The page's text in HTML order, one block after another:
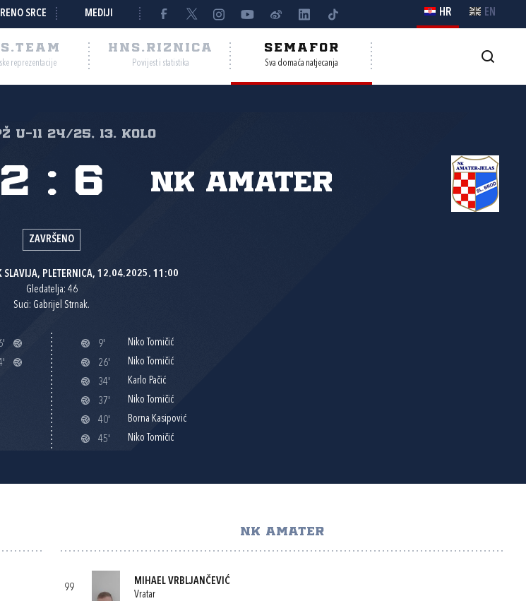
SRCE MEDIJI HR EN
reprezentacije
HNS.RIZNICA
Povijest i statistika
SEMAFOR
Sva domaća natjecanja
U-11 24/25, 13. kolo
NK Amater
2 : 6
ZAVRŠENO
SLAVIJA, PLETERNICA, 12.04.2025. 11:00
Gledatelja: 46
Suci: Gabrijel Strnak.
9'
Niko Tomičić
26'
Niko Tomičić
34'
Karlo Pačić
37'
Niko Tomičić
40'
Borna Kasipović
45'
Niko Tomičić
NK AMATER
99
MIHAEL VRBLJANČEVIĆ
Vratar